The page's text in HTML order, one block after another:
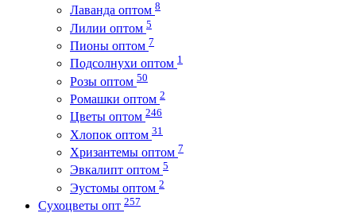
Лаванда оптом 8
Лилии оптом 5
Пионы оптом 7
Подсолнухи оптом 1
Розы оптом 50
Ромашки оптом 2
Цветы оптом 246
Хлопок оптом 31
Хризантемы оптом 7
Эвкалипт оптом 5
Эустомы оптом 2
Сухоцветы опт 257